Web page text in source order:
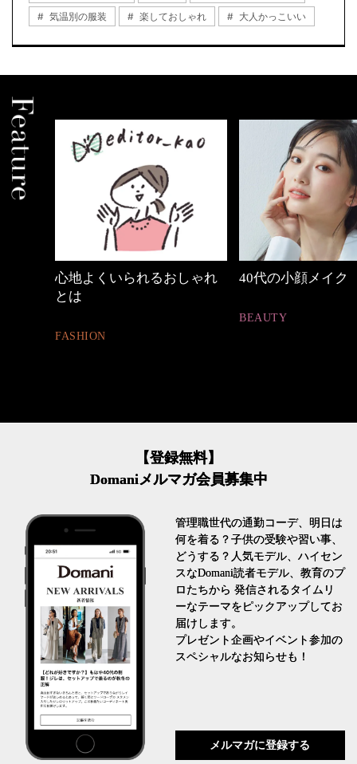
気温別の服装
楽しておしゃれ 大人かっこいい
心地よくいられるおしゃれ
とは
FASHION
40代の小顔メイク
BEAUTY
【登録無料】
Domaniメルマガ会員募集中
管理職世代の通勤コーデ、明日は
何を着る？子供の受験や習い事、
どうする？人気モデル、ハイセン
スなDomani読者モデル、教育のプ
ロたちから 発信されるタイムリ
ーなテーマをピックアップしてお
届けします。
プレゼント企画やイベント参加の
スペシャルなお知らせも！
メルマガに登録する